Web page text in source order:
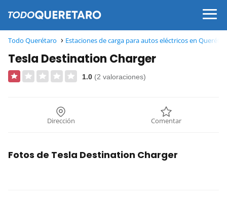
Todo Querétaro Estaciones de carga para autos eléctricos en
Tesla Destination Charger
1.0 (2 valoraciones)
Dirección Comentar
Fotos de Tesla Destination Charger